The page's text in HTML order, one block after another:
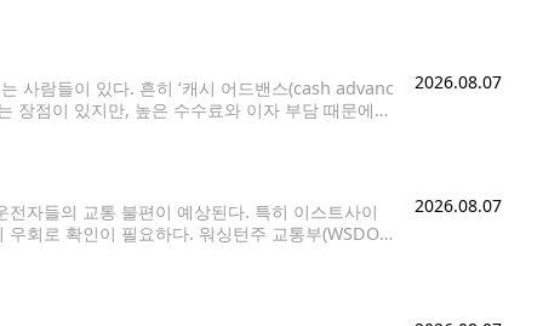
사람들이 있다. 흔히 ‘캐시 어드밴스(cash advanc
장점이 있지만, 높은 수수료와 이자 부담 때문에
2026.08.07
자들의 교통 불편이 예상된다. 특히 이스트사이
회로 확인이 필요하다. 워싱턴주 교통부(WSDOT)
2026.08.07